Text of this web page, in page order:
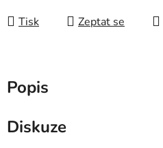
Tisk Zeptat se
Popis
Diskuze